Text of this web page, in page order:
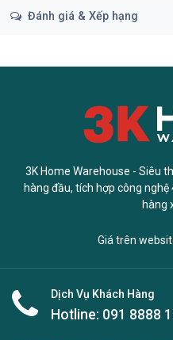
Đánh giá & Xếp hạng
3K Home Warehouse - Siêu
hàng đầu, tích hợp công
hàng
Giá trên
Dịch Vụ Khách Hàng
Hotline: 091 8888